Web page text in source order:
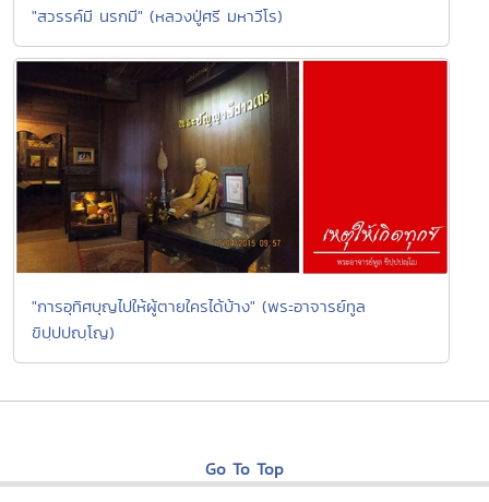
"สวรรค์มี นรกมี" (หลวงปู่ศรี มหาวีโร)
"การอุทิศบุญไปให้ผู้ตายใครได้บ้าง" (พระอาจารย์ทูล
ขิปฺปปญฺโญ)
Go To Top